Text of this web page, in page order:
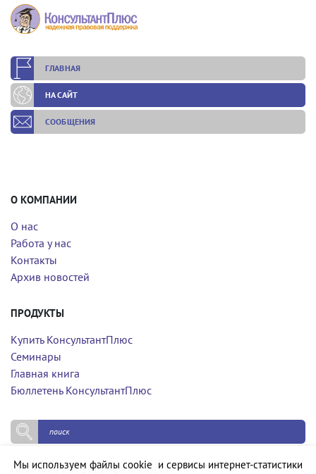
ГЛАВНАЯ
НА САЙТ
СООБЩЕНИЯ
О КОМПАНИИ
О нас
Работа у нас
Контакты
Архив новостей
ПРОДУКТЫ
Купить КонсультантПлюс
Семинары
Главная книга
Бюллетень КонсультантПлюс
Политика конфиденциальности
Мы используем файлы cookie и сервисы интернет-статистики